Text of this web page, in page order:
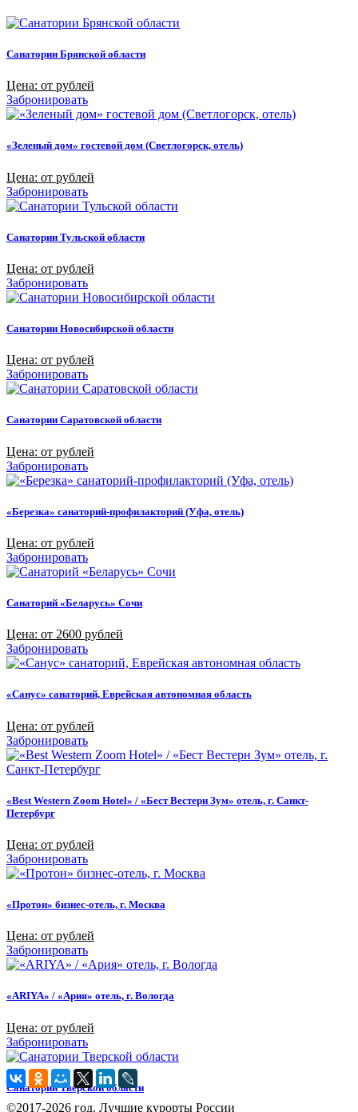
Санатории Брянской области
Цена: от рублей
Забронировать
«Зеленый дом» гостевой дом (Светлогорск, отель)
Цена: от рублей
Забронировать
Санатории Тульской области
Цена: от рублей
Забронировать
Санатории Новосибирской области
Цена: от рублей
Забронировать
Санатории Саратовской области
Цена: от рублей
Забронировать
«Березка» санаторий-профилакторий (Уфа, отель)
Цена: от рублей
Забронировать
Санаторий «Беларусь» Сочи
Цена: от 2600 рублей
Забронировать
«Санус» санаторий, Еврейская автономная область
Цена: от рублей
Забронировать
«Best Western Zoom Hotel» / «Бест Вестерн Зум» отель, г. Санкт-
Петербург
Цена: от рублей
Забронировать
«Протон» бизнес-отель, г. Москва
Цена: от рублей
Забронировать
«ARIYA» / «Ария» отель, г. Вологда
Цена: от рублей
Забронировать
Санатории Тверской области
©2017-2026 год. Лучшие курорты России